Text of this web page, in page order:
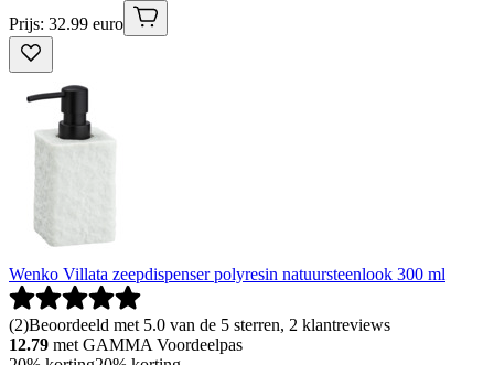
Prijs: 32.99 euro
Wenko Villata zeepdispenser polyresin natuursteenlook 300 ml
(2)Beoordeeld met 5.0 van de 5 sterren, 2 klantreviews
12.79 met GAMMA Voordeelpas